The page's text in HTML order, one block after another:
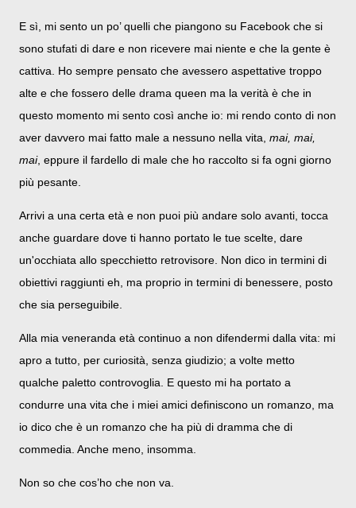
E sì, mi sento un po’ quelli che piangono su Facebook che si
sono stufati di dare e non ricevere mai niente e che la gente è
cattiva. Ho sempre pensato che avessero aspettative troppo
alte e che fossero delle drama queen ma la verità è che in
questo momento mi sento così anche io: mi rendo conto di non
aver davvero mai fatto male a nessuno nella vita, mai, mai,
mai, eppure il fardello di male che ho raccolto si fa ogni giorno
più pesante.
Arrivi a una certa età e non puoi più andare solo avanti, tocca
anche guardare dove ti hanno portato le tue scelte, dare
un'occhiata allo specchietto retrovisore. Non dico in termini di
obiettivi raggiunti eh, ma proprio in termini di benessere, posto
che sia perseguibile.
Alla mia veneranda età continuo a non difendermi dalla vita: mi
apro a tutto, per curiosità, senza giudizio; a volte metto
qualche paletto controvoglia. E questo mi ha portato a
condurre una vita che i miei amici definiscono un romanzo, ma
io dico che è un romanzo che ha più di dramma che di
commedia. Anche meno, insomma.
Non so che cos’ho che non va.